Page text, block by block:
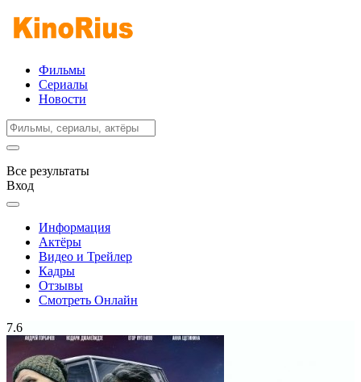
Фильмы
Сериалы
Новости
Все результаты
Вход
Информация
Актёры
Видео и Трейлер
Кадры
Отзывы
Смотреть Онлайн
7.6